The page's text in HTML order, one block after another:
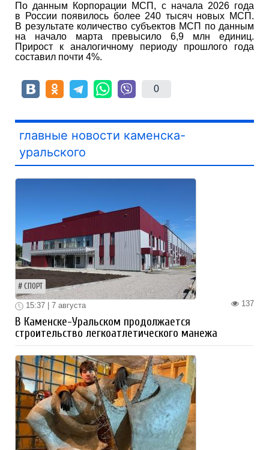
По данным Корпорации МСП, с начала 2026 года
в России появилось более 240 тысяч новых МСП.
В результате количество субъектов МСП по данным
на начало марта превысило 6,9 млн единиц.
Прирост к аналогичному периоду прошлого года
составил почти 4%.
0
главные новости каменска-
уральского
СПОРТ
137
15:37 | 7 августа
В Каменске-Уральском продолжается
строительство легкоатлетического манежа